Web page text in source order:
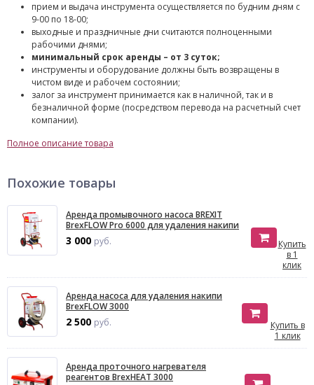
прием и выдача инструмента осуществляется по будним дням с
9-00 по 18-00;
выходные и праздничные дни считаются полноценными
рабочими днями;
минимальный срок аренды – от 3 суток;
инструменты и оборудование должны быть возвращены в
чистом виде и рабочем состоянии;
залог за инструмент принимается как в наличной, так и в
безналичной форме (посредством перевода на расчетный счет
компании).
Полное описание товара
Похожие товары
Аренда промывочного насоса BREXIT
BrexFLOW Pro 6000 для удаления накипи
3 000 руб.
Купить
в 1
клик
Аренда насоса для удаления накипи
BrexFLOW 3000
2 500 руб.
Купить в
1 клик
Аренда проточного нагревателя
реагентов BrexHEAT 3000